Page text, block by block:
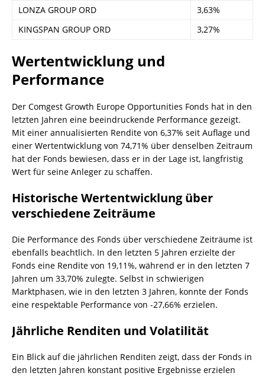
LONZA GROUP ORD
3,63%
KINGSPAN GROUP ORD
3,27%
Wertentwicklung und
Performance
Der Comgest Growth Europe Opportunities Fonds hat in den
letzten Jahren eine beeindruckende Performance gezeigt.
Mit einer annualisierten Rendite von 6,37% seit Auflage und
einer Wertentwicklung von 74,71% über denselben Zeitraum
hat der Fonds bewiesen, dass er in der Lage ist, langfristig
Wert für seine Anleger zu schaffen.
Historische Wertentwicklung über
verschiedene Zeiträume
Die Performance des Fonds über verschiedene Zeiträume ist
ebenfalls beachtlich. In den letzten 5 Jahren erzielte der
Fonds eine Rendite von 19,11%, während er in den letzten 7
Jahren um 33,70% zulegte. Selbst in schwierigen
Marktphasen, wie in den letzten 3 Jahren, konnte der Fonds
eine respektable Performance von -27,66% erzielen.
Jährliche Renditen und Volatilität
Ein Blick auf die jährlichen Renditen zeigt, dass der Fonds in
den letzten Jahren konstant positive Ergebnisse erzielen